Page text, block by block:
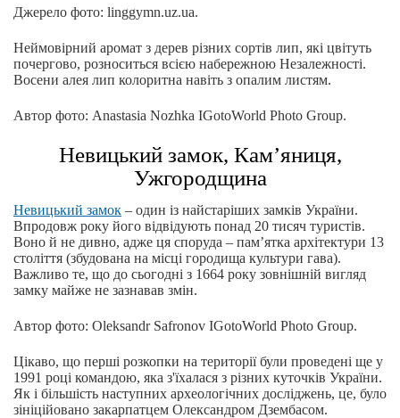
Джерело фото: linggymn.uz.ua.
Неймовірний аромат з дерев різних сортів лип, які цвітуть
почергово, розноситься всією набережною Незалежності.
Восени алея лип колоритна навіть з опалим листям.
Автор фото: Anastasia Nozhka IGotoWorld Photo Group.
Невицький замок, Кам’яниця,
Ужгородщина
Невицький замок – один із найстаріших замків України.
Впродовж року його відвідують понад 20 тисяч туристів.
Воно й не дивно, адже ця споруда – пам’ятка архітектури 13
століття (збудована на місці городища культури гава).
Важливо те, що до сьогодні з 1664 року зовнішній вигляд
замку майже не зазнавав змін.
Автор фото: Oleksandr Safronov IGotoWorld Photo Group.
Цікаво, що перші розкопки на території були проведені ще у
1991 році командою, яка з'їхалася з різних куточків України.
Як і більшість наступних археологічних досліджень, це, було
зініційовано закарпатцем Олександром Дзембасом.